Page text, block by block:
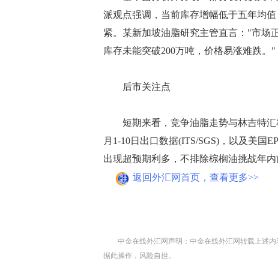
派观点强调，当前库存增幅低于五年均
紧。某新加坡油脂研究主管直言："市场
库存未能突破200万吨，价格易涨难跌。"
后市关注点
短期来看，竞争油脂走势与林吉特汇
月1-10日出口数据(ITS/SGS)，以及美国
出现超预期利多，不排除棕榈油挑战年内
返回外汇网首页，查看更多>>
中金在线外汇网声明：中金在线外汇网转载上述
据此操作，风险自担。